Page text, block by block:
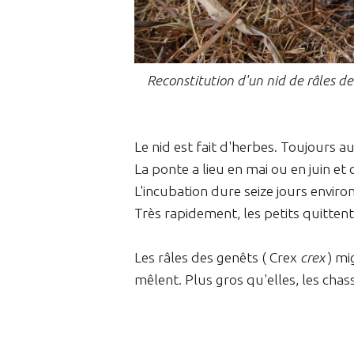
Reconstitution d'un nid de râles
Le nid est fait d'herbes. Toujours
La ponte a lieu en mai ou en juin
L'incubation dure seize jours
Très rapidement, les petits quittent
Les râles des genêts ( Crex crex)
mêlent. Plus gros qu'elles, les